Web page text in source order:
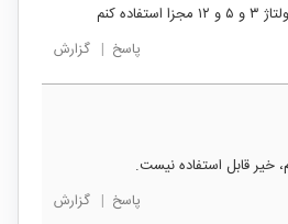
کنم
پاسخ | گزارش
خیر قابل استفاده نیست.
پاسخ | گزارش